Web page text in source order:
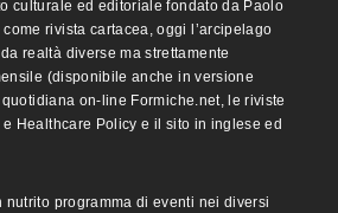
culturale ed editoriale fondato da Paolo
rivista cartacea, oggi l’arcipelago
realtà diverse ma strettamente
(disponibile anche in versione
on-line Formiche.net, le riviste
Healthcare Policy e il sito in inglese ed
nutrito programma di eventi nei diversi